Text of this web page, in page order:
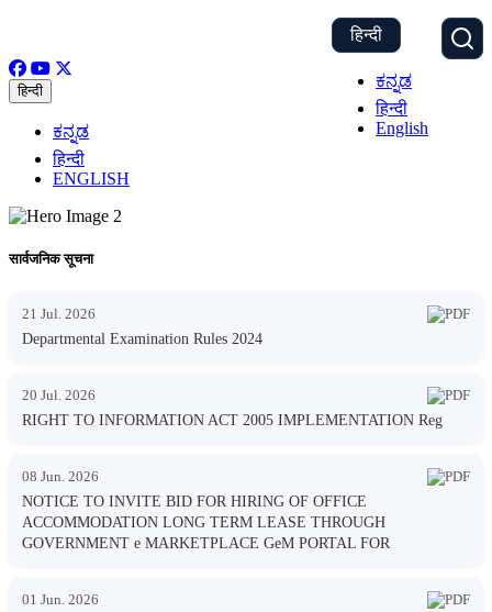
हिन्दी
ಕನ್ನಡ
हिन्दी
English
हिन्दी
ಕನ್ನಡ
हिन्दी
ENGLISH
सार्वजनिक सूचना
21 Jul. 2026
Departmental Examination Rules 2024
20 Jul. 2026
RIGHT TO INFORMATION ACT 2005 IMPLEMENTATION Reg
08 Jun. 2026
NOTICE TO INVITE BID FOR HIRING OF OFFICE
ACCOMMODATION LONG TERM LEASE THROUGH
GOVERNMENT e MARKETPLACE GeM PORTAL FOR
01 Jun. 2026